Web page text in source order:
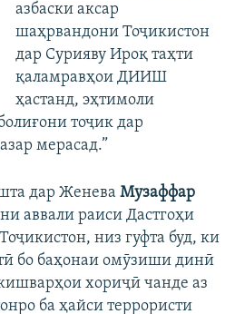
азбаски аксар
шаҳрвандони Тоҷикистон
дар Сурияву Ироқ таҳти
қаламравҳои ДИИШ
ҳастанд, эҳтимоли
тоҷик дар
мерасад.”
дар Женева Музаффар
аввали раиси Дастгоҳи
низ гуфта буд, ки
бо баҳонаи омӯзиши динӣ
хориҷӣ чанде аз
ба ҳайси террористи